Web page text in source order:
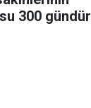
300 gündür